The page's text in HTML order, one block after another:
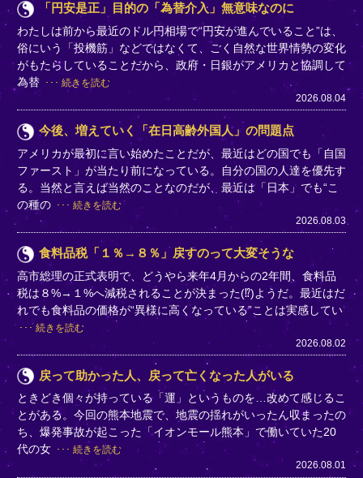
「円安是正」目的の「為替介入」無意味なのに
わたしは前から最近のドル円相場で“円安が進んでいること”は、
俗にいう「投機筋」などではなくて、ごく自然な世界情勢の変化
がもたらしていることだから、政府・日銀がアメリカと協調して
為替
続きを読む
2026.08.04
今後、増えていく「在日高齢外国人」の問題点
アメリカが最初に言い始めたことだが、最近はどの国でも「自国
ファースト」が当たり前になっている。自分の国の人達を優先す
る。当然と言えば当然のことなのだが、最近は「日本」でも“こ
の種の
続きを読む
2026.08.03
食料品税「１％→８％」戻すのって大変そうな
高市総理の正式表明で、どうやら来年4月からの2年間、食料品
税は８%→１%へ減税されることが決まった(⁉)ようだ。最近はだ
れでも食料品の価格が“異様に高くなっている”ことは実感してい
続きを読む
2026.08.02
戻って助かった人、戻って亡くなった人がいる
ときどき個々が持っている「運」というものを…改めて感じるこ
とがある。今回の熊本地震で、地震の揺れがいったん収まったの
ち、爆発事故が起こった「イオンモール熊本」で働いていた20
代の女
続きを読む
2026.08.01